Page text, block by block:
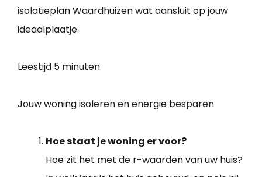
isolatieplan Waardhuizen wat aansluit op jouw
ideaalplaatje.
Leestijd 5 minuten
Jouw woning isoleren en energie besparen
Hoe staat je woning er voor?
Hoe zit het met de r-waarden van uw huis?